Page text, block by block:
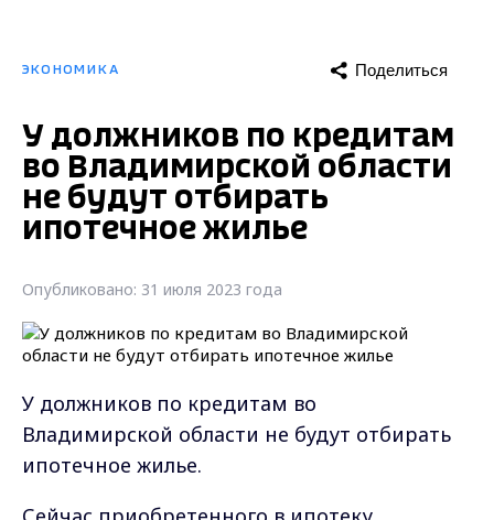
ЭКОНОМИКА Поделиться
У должников по кредитам
во Владимирской области
не будут отбирать
ипотечное жилье
Опубликовано: 31 июля 2023 года
У должников по кредитам во
Владимирской области не будут отбирать
ипотечное жилье.